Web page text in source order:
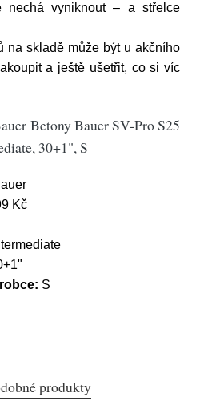
nechá vyniknout – a střelce
na skladě může být u akčního
a ještě ušetřit, co si víc
Betony Bauer SV-Pro S25
30+1", S
Kč
S
produkty